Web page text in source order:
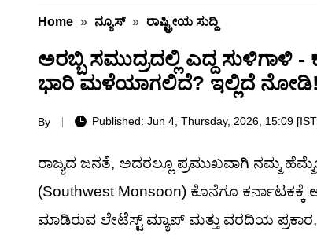
Home » ನ್ಯೂಸ್ » ರಾಷ್ಟ್ರೀಯ ಸುದ್ದಿ
ಅರಬ್ಬಿ ಸಮುದ್ರದಲ್ಲಿ ಎದ್ದ ಸುಳಿಗಾಳಿ
ಭಾರಿ ಮಳೆಯಾಗಲಿದೆ? ಇಲ್ಲಿದೆ
By Published: Jun 4, Thursday, 2026, 15:09
ರಾಜ್ಯದ ಜನತೆ, ಅದರಲ್ಲೂ ಪ್ರಮುಖವಾಗಿ ನಮ್ಮ
(Southwest Monsoon) ಕೊನೆಗೂ
ಮಾಡಿರುವ ಲೇಟೆಸ್ಟ್ ಮ್ಯಾಪ್ ಮತ್ತು ವರದಿಯ